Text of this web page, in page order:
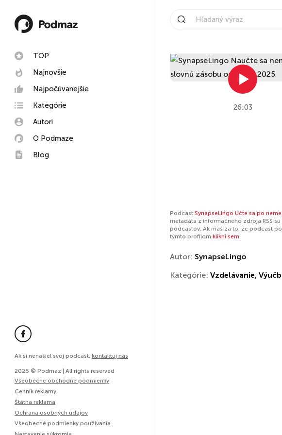
TOP
Najnovšie
Najpočúvanejšie
Kategórie
Autori
O Podmaze
Blog
Ak si nenašiel svoj podcast, kontaktuj nás
2026 © Podmaz | All rights reserved
Všeobecné obchodné podmienky
Cenník reklamy
Štátna reklama
Ochrana osobných údajov
Všeobecné podmienky používania
26:03
Podcast SynapseLingo Učte sa po
metadáta z informačného zdroja RSS
podcastov. Ak máš za to, že podcast
týmto profilom klikni sem.
Autor: SynapseLingo
Kategórie: Vzdelávanie,